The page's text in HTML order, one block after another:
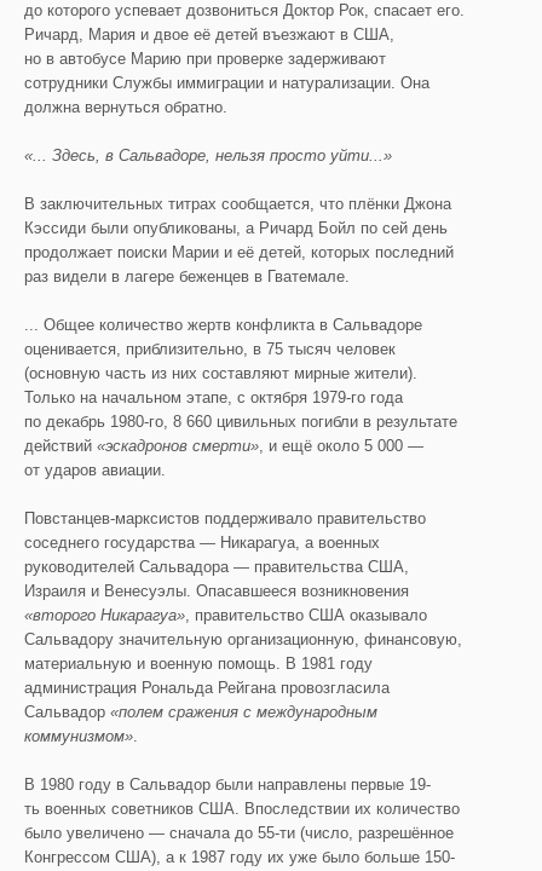
до которого успевает дозвониться Доктор Рок, спасает его.
Ричард, Мария и двое её детей въезжают в США,
но в автобусе Марию при проверке задерживают
сотрудники Службы иммиграции и натурализации. Она
должна вернуться обратно.
«... Здесь, в Сальвадоре, нельзя просто уйти...»
В заключительных титрах сообщается, что плёнки Джона
Кэссиди были опубликованы, а Ричард Бойл по сей день
продолжает поиски Марии и её детей, которых последний
раз видели в лагере беженцев в Гватемале.
... Общее количество жертв конфликта в Сальвадоре
оценивается, приблизительно, в 75 тысяч человек
(основную часть из них составляют мирные жители).
Только на начальном этапе, с октября 1979-го года
по декабрь 1980-го, 8 660 цивильных погибли в результате
действий «эскадронов смерти», и ещё около 5 000 —
от ударов авиации.
Повстанцев-марксистов поддерживало правительство
соседнего государства — Никарагуа, а военных
руководителей Сальвадора — правительства США,
Израиля и Венесуэлы. Опасавшееся возникновения
«второго Никарагуа», правительство США оказывало
Сальвадору значительную организационную, финансовую,
материальную и военную помощь. В 1981 году
администрация Рональда Рейгана провозгласила
Сальвадор «полем сражения с международным
коммунизмом».
В 1980 году в Сальвадор были направлены первые 19-
ть военных советников США. Впоследствии их количество
было увеличено — сначала до 55-ти (число, разрешённое
Конгрессом США), а к 1987 году их уже было больше 150-